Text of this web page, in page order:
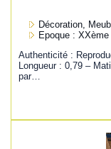
Décoration,
Epoque : XXème
Authenticité :
Longueur : 0,79 –
par…